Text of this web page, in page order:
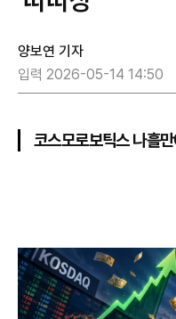
양보연 기자
입력 2026-05-14 14:50
코스모로보틱스 나흘